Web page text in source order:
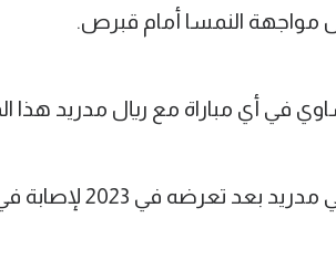
في أي مباراة مع ريال مدريد هذا
لإصابة في الرباط الصليبي بركبته اليسرى.